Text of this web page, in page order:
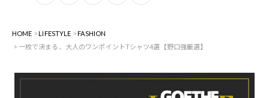
HOME LIFESTYLE
FASHION
一枚で決まる、大人のワンポイントTシャツ4選【野口強厳選】